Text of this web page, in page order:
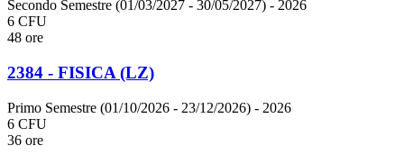
Secondo Semestre (01/03/2027 - 30/05/2027) - 2026
6 CFU
48 ore
2384 - FISICA (LZ)
Primo Semestre (01/10/2026 - 23/12/2026) - 2026
6 CFU
36 ore